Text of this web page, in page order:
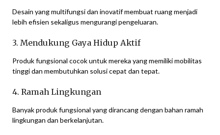
Desain yang multifungsi dan inovatif membuat ruang menjadi
lebih efisien sekaligus mengurangi pengeluaran.
3. Mendukung Gaya Hidup Aktif
Produk fungsional cocok untuk mereka yang memiliki mobilitas
tinggi dan membutuhkan solusi cepat dan tepat.
4. Ramah Lingkungan
Banyak produk fungsional yang dirancang dengan bahan ramah
lingkungan dan berkelanjutan.